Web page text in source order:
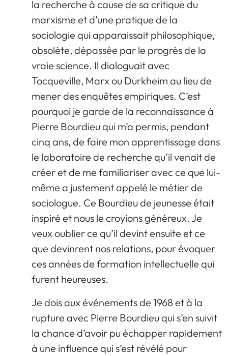
la recherche à cause de sa critique du
marxisme et d’une pratique de la
sociologie qui apparaissait philosophique,
obsolète, dépassée par le progrès de la
vraie science. Il dialoguait avec
Tocqueville, Marx ou Durkheim au lieu de
mener des enquêtes empiriques. C’est
pourquoi je garde de la reconnaissance à
Pierre Bourdieu qui m’a permis, pendant
cinq ans, de faire mon apprentissage dans
le laboratoire de recherche qu’il venait de
créer et de me familiariser avec ce que lui-
même a justement appelé le métier de
sociologue. Ce Bourdieu de jeunesse était
inspiré et nous le croyions généreux. Je
veux oublier ce qu’il devint ensuite et ce
que devinrent nos relations, pour évoquer
ces années de formation intellectuelle qui
furent heureuses.
Je dois aux événements de 1968 et à la
rupture avec Pierre Bourdieu qui s’en suivit
la chance d’avoir pu échapper rapidement
à une influence qui s’est révélé pour